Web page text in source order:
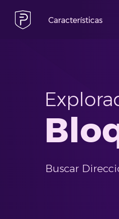
Características
Buscar